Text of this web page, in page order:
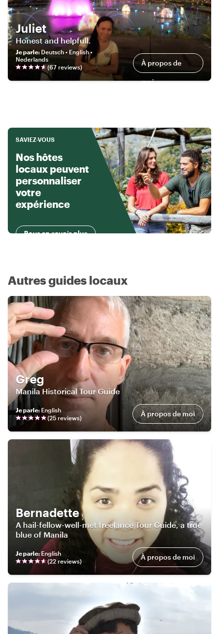
Juliet
Honest and helpfull.
Je parle: Deutsch • English •
Nederlands
(67 reviews) À propos de
moi
SAVIEZ-VOUS
Nos hôtes
locaux peuvent
personnaliser
votre
expérience
Pour en savoir plus
Autres guides locaux
Greg
Manila Historical Tour Guide
Je parle: English
(25 reviews) À propos de moi
Bernadette
A hail-fellow-well-met freelance Tour Guide, a true
blue of Manila
Je parle:English
(22 reviews) À propos de moi